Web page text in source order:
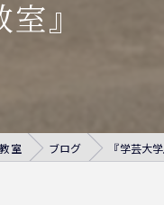
』
室 ブログ 『学芸大